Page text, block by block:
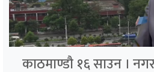
काठमाण्डौ १६ साउन ।